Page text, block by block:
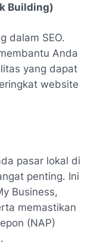
Building)
dalam SEO.
Anda
yang dapat
website
pasar lokal di
penting. Ini
Business,
memastikan
(NAP)